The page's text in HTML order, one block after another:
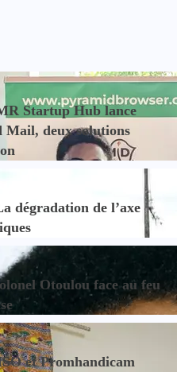
Startup Hub lance
deux solutions
dégradation de l’axe
Otoulou face au feu
et Promhandicam